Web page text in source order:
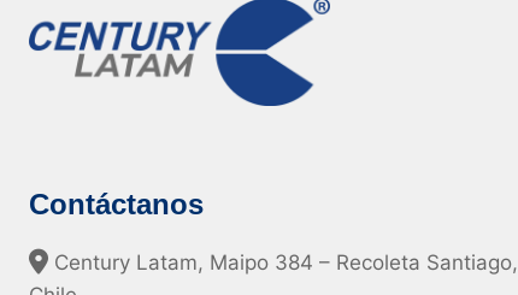
Contáctanos
Century Latam, Maipo 384 – Recoleta Santiago,